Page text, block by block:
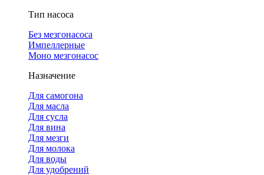
Тип насоса
Без мезгонасоса
Импеллерные
Моно мезгонасос
Назначение
Для самогона
Для масла
Для сусла
Для вина
Для мезги
Для молока
Для воды
Для удобрений